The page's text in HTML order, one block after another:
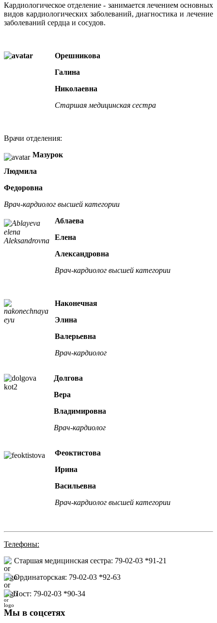
Кардиологическое отделение - занимается лечением основных
видов кардиологических заболеваний, диагностика и лечение
заболеваний сердца и сосудов.
Орешникова
Галина
Николаевна
Старшая медицинская сестра
Врачи отделения:
Мазурок
Людмила
Федоровна
Врач-кардиолог высшей категории
Аблаева
Елена
Александровна
Врач-кардиолог высшей категории
Наконечная
Элина
Валерьевна
Врач-кардиолог
Долгова
Вера
Владимировна
Врач-кардиолог
Феоктистова
Ирина
Васильевна
Врач-кардиолог высшей категории
Телефоны:
Старшая медицинская сестра: 79-02-03 *91-21
Ординаторская: 79-02-03 *92-63
Пост: 79-02-03 *90-34
Мы в соцсетях